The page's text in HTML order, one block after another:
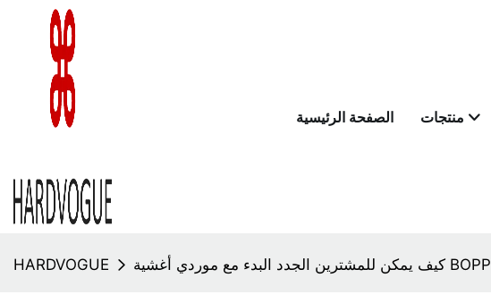
الصفحة الرئيسية منتجات
HARDVOGUE كيف يمكن للمشترين الجدد البدء مع موردي أغشية BOPP